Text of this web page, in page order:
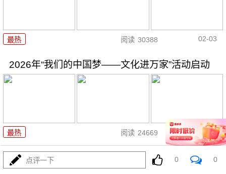
最热 阅读 30388 02-03
2026年“我们的中国梦——文化进万家”活动启动
最热 阅读 24669 02-02
今年春运全社会跨区域人员流动量预计将达95亿人
次
点评一下 0 0